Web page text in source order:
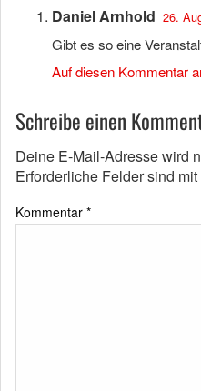
Daniel Arnhold 26.
Gibt es so eine
Auf diesen Kommentar
Schreibe einen
Deine E-Mail-Adresse wird
Erforderliche Felder sind mit
Kommentar *